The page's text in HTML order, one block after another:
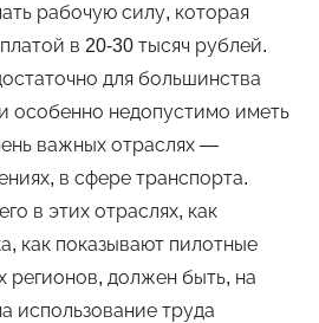
рабочую силу, которая
в 20-30 тысяч рублей.
для большинства
особенно недопустимо иметь
важных отраслях —
в сфере транспорта.
в этих отраслях, как
как показывают пилотные
регионов, должен быть, на
использование труда